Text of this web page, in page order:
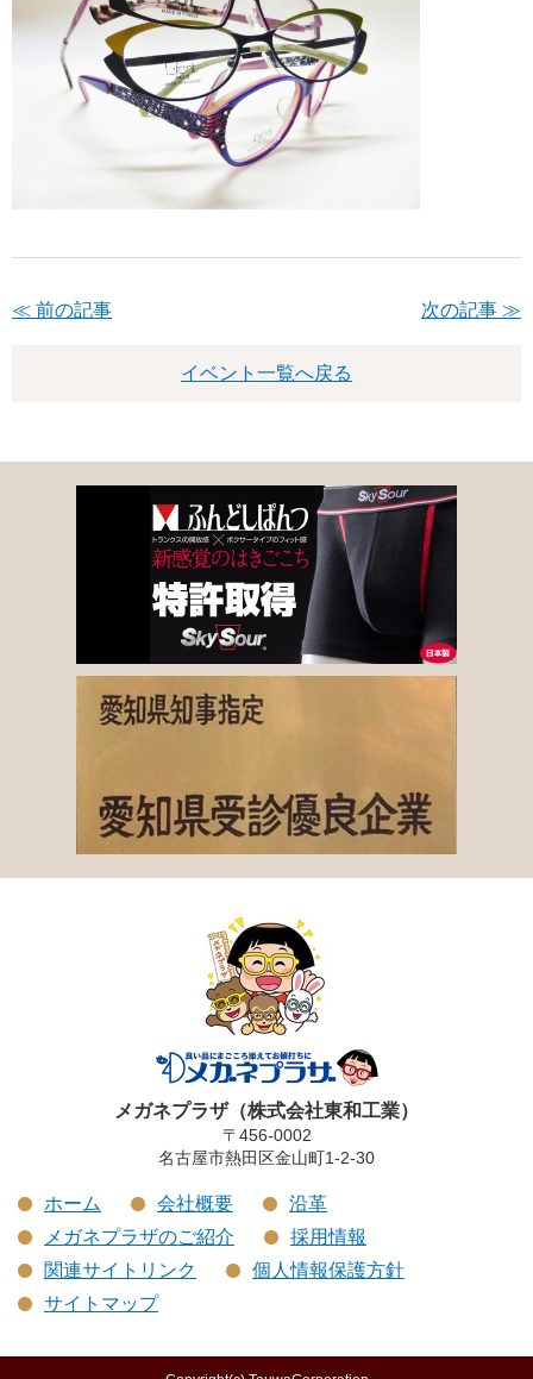
≪ 前の記事 次の記事 ≫
イベント一覧へ戻る
メガネプラザ（株式会社東和工業）
〒456-0002
名古屋市熱田区金山町1-2-30
ホーム 会社概要
沿革
メガネプラザのご紹介
採用情報
関連サイトリンク
個人情報保護方針
サイトマップ